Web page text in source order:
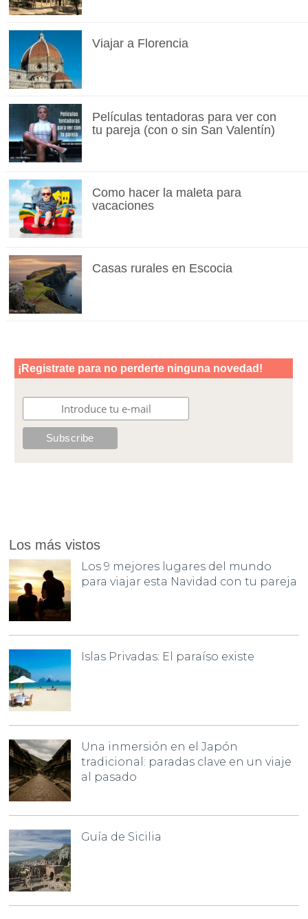
Viajar a Florencia
Películas tentadoras para ver con
tu pareja (con o sin San Valentín)
Como hacer la maleta para
vacaciones
Casas rurales en Escocia
Los más vistos
Los 9 mejores lugares del mundo
para viajar esta Navidad con tu pareja
Islas Privadas: El paraíso existe
Una inmersión en el Japón
tradicional: paradas clave en un viaje
al pasado
Guía de Sicilia